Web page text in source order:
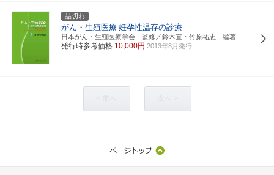
品切れ
がん・生殖医療 妊孕性温存の診療
日本がん・生殖医療学会 監修／鈴木直・竹原祐志 編著
発行時参考価格 10,000円 2013年8月発行